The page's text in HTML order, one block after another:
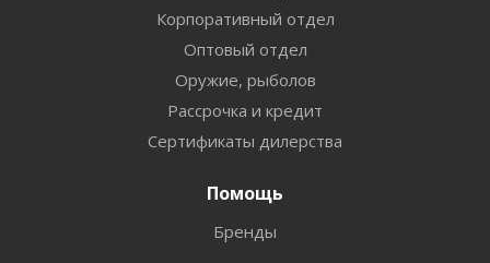
Корпоративный отдел
Оптовый отдел
Оружие, рыболов
Рассрочка и кредит
Сертификаты дилерства
Помощь
Бренды